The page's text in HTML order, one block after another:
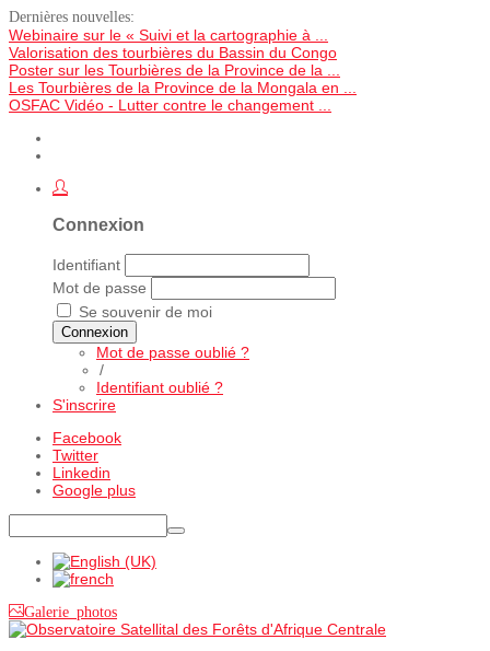
Dernières nouvelles:
Webinaire sur le « Suivi et la cartographie à ...
Valorisation des tourbières du Bassin du Congo
Poster sur les Tourbières de la Province de la ...
Les Tourbières de la Province de la Mongala en ...
OSFAC Vidéo - Lutter contre le changement ...
Connexion
Identifiant
Mot de passe
Se souvenir de moi
Connexion
Mot de passe oublié ?
/
Identifiant oublié ?
S'inscrire
Facebook
Twitter
Linkedin
Google plus
Galerie photos